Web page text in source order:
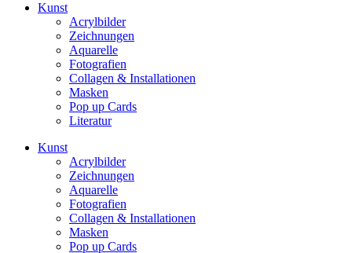
Kunst
Acrylbilder
Zeichnungen
Aquarelle
Fotografien
Collagen & Installationen
Masken
Pop up Cards
Literatur
Kunst
Acrylbilder
Zeichnungen
Aquarelle
Fotografien
Collagen & Installationen
Masken
Pop up Cards